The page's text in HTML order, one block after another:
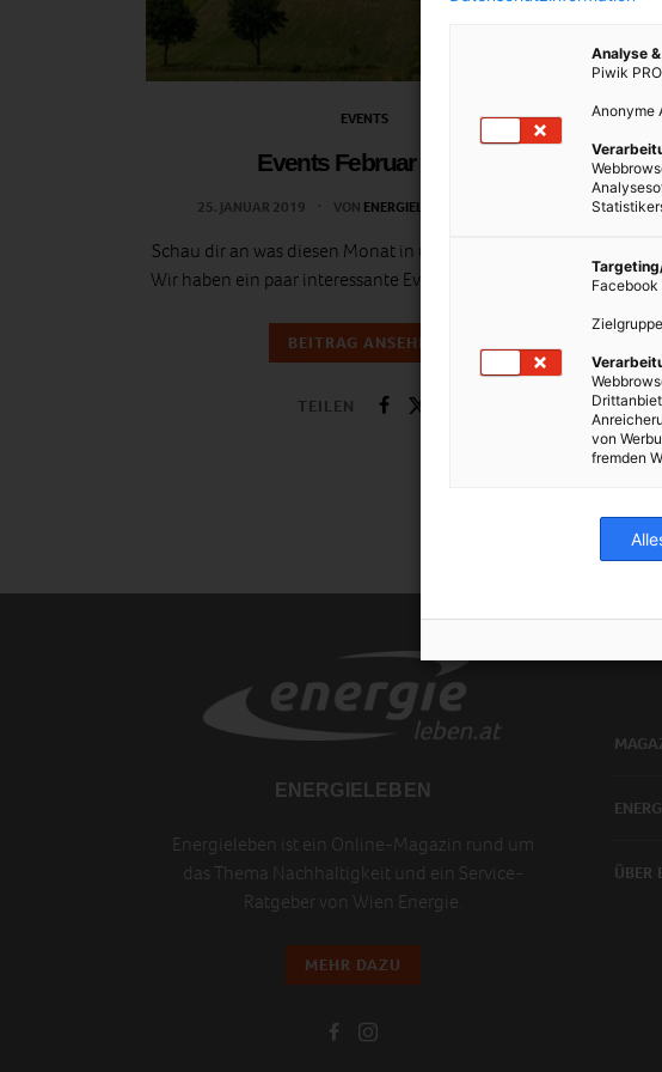
EVENTS
Events Februar 2019
25. JANUAR 2019 VON ENERGIELEBEN REDAKTION
Schau dir an was diesen Monat in und um Wien los ist.
Wir haben ein paar interessante Events herausgesucht.
BEITRAG ANSEHEN
TEILEN
ENERGIELEBEN
Energieleben ist ein Online-Magazin rund um
das Thema Nachhaltigkeit und ein Service-
Ratgeber von Wien Energie.
MEHR DAZU
ÜBER
Analyse
Piwik
Anonyme
Facebook
von
fremden